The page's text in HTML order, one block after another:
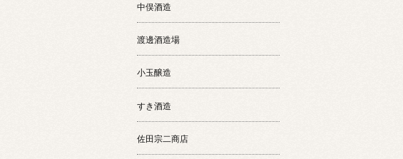
中俣酒造
渡邊酒造場
小玉醸造
すき酒造
佐田宗二商店